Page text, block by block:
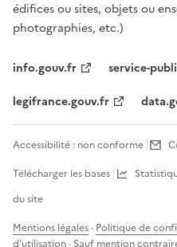
édifices ou sites, objets ou
photographies, etc.)
info.gouv.fr
service-
legifrance.gouv.fr
Accessibilité : non conforme
Télécharger les bases
du site
Mentions légales · Politique de
d'utilisation · Sauf mention